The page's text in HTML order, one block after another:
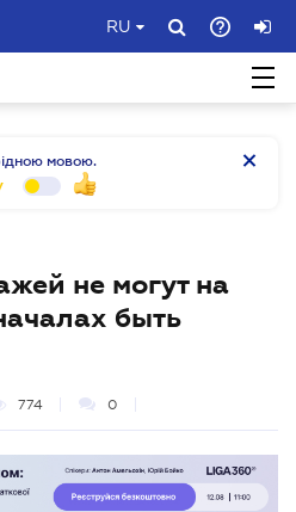
RU
мовою.
не могут на
быть
774 0